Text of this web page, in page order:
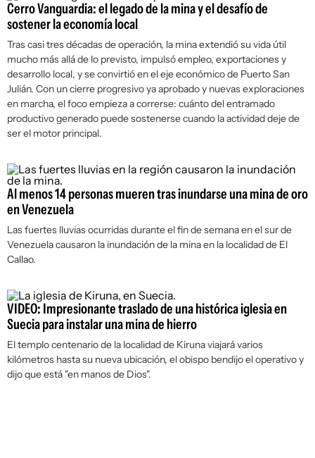
Cerro Vanguardia: el legado de la mina y el desafío de
sostener la economía local
Tras casi tres décadas de operación, la mina extendió su vida útil
mucho más allá de lo previsto, impulsó empleo, exportaciones y
desarrollo local, y se convirtió en el eje económico de Puerto San
Julián. Con un cierre progresivo ya aprobado y nuevas exploraciones
en marcha, el foco empieza a correrse: cuánto del entramado
productivo generado puede sostenerse cuando la actividad deje de
ser el motor principal.
Al menos 14 personas mueren tras inundarse una mina de oro
en Venezuela
Las fuertes lluvias ocurridas durante el fin de semana en el sur de
Venezuela causaron la inundación de la mina en la localidad de El
Callao.
VIDEO: Impresionante traslado de una histórica iglesia en
Suecia para instalar una mina de hierro
El templo centenario de la localidad de Kiruna viajará varios
kilómetros hasta su nueva ubicación, el obispo bendijo el operativo y
dijo que está "en manos de Dios".